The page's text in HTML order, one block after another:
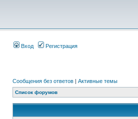
Вход Регистрация
Сообщения без ответов | Активные темы
Список форумов